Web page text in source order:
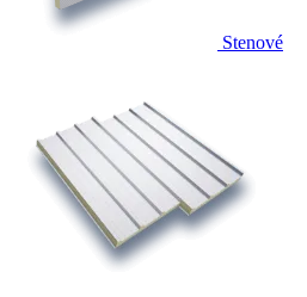
Stenové